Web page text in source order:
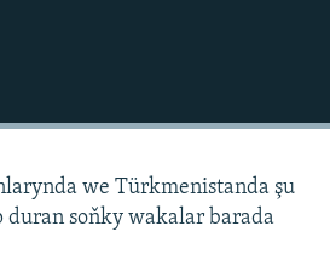
we Türkmenistanda şu
soňky wakalar barada